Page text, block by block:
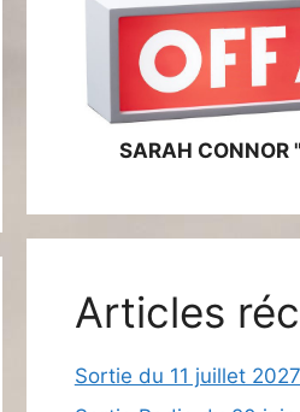
SARAH CONNOR
Articles
Sortie du 11 juillet 2027